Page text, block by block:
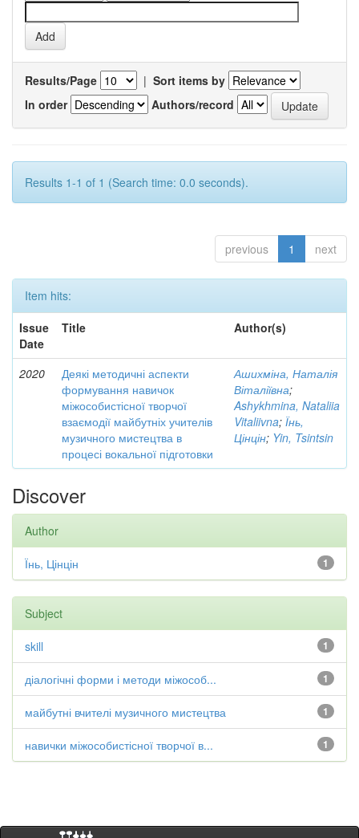
Results/Page | Sort items by
In order
Authors/record
Results 1-1 of 1 (Search time: 0.0 seconds).
previous 1 next
Item hits:
Issue
Date
Title Author(s)
2020
Деякі методичні аспекти
формування навичок
міжособистісної творчої
взаємодії майбутніх учителів
музичного мистецтва в
процесі вокальної підготовки
Ашихміна, Наталія
Віталіївна;
Ashykhmina, Nataliia
Vitaliivna; Їнь,
Цінцін; Yin, Tsintsin
Discover
Author
1
Їнь, Цінцін
Subject
1
skill
1
діалогічні форми і методи міжособ...
1
майбутні вчителі музичного мистецтва
1
навички міжособистісної творчої в...